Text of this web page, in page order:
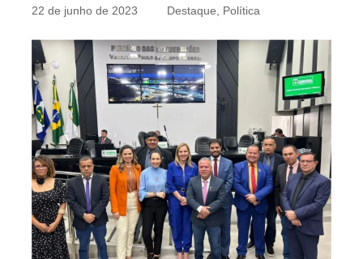
22 de junho de 2023 Destaque, Política